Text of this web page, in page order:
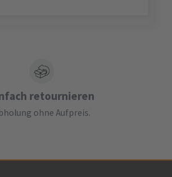
retournieren
ohne Aufpreis.